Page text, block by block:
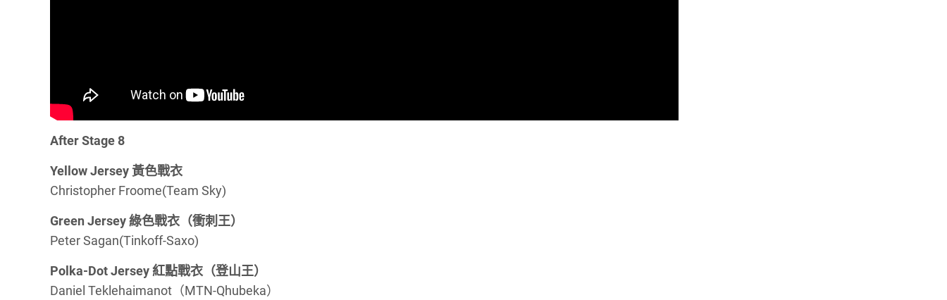
After Stage 8
Yellow Jersey 黃色戰衣
Christopher Froome(Team Sky)
Green Jersey 綠色戰衣（衝刺王）
Peter Sagan(Tinkoff-Saxo)
Polka-Dot Jersey 紅點戰衣（登山王）
Daniel Teklehaimanot（MTN-Qhubeka）